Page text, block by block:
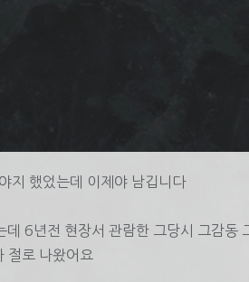
지 했었는데 이제야 남깁니다
6년전 현장서 관람한 그당시 그감동
절로 나왔어요